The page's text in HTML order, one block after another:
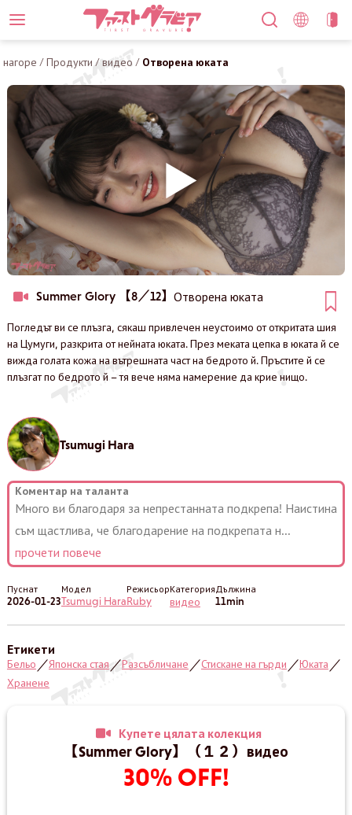
нагоре /Продукти /видео / Отворена юката
Summer Glory 【8／12】 Отворена юката
Погледът ви се плъзга, сякаш привлечен неустоимо от откритата шия
на Цумуги, разкрита от нейната юката. През меката цепка в юката й се
вижда голата кожа на вътрешната част на бедрото й. Пръстите й се
плъзгат по бедрото й – тя вече няма намерение да крие нищо.
Tsumugi Hara
Коментар на таланта
Много ви благодаря за непрестанната подкрепа! Наистина
съм щастлива, че благодарение на подкрепата н...
прочети повече
Пуснат
2026-01-23
Модел
Tsumugi Hara
Режисьор
Ruby
Категория
видео
Дължина
11min
Етикети
Бельо／Японска стая／Разсъбличане／Стискане на гърди／Юката／
Хранене
Купете цялата колекция
【Summer Glory】（１２）видео
30% OFF!